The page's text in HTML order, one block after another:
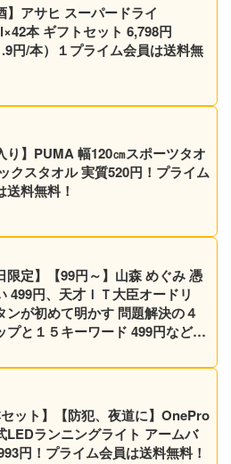
】アサヒ スーパードライ
本 ギフトセット 6,798円
円/本）１プライム会員は送料無
り】PUMA 幅120㎝スポーツタオ
クスタオル 実質520円！プライム
送料無料！
限定】【99円～】山森 めぐみ 憑
499円、天才ＩＴ大臣オードリ
ンが初めて明かす 問題解決の４
プと１５キーワード 499円など30
セット】【防犯、夜道に】OnePro
LEDランニングライト アームバ
円！プライム会員は送料無料！